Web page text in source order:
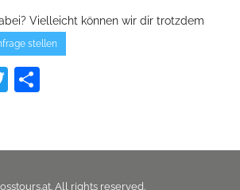
Vielleicht können wir dir trotzdem
stellen
Twitter
All rights reserved.